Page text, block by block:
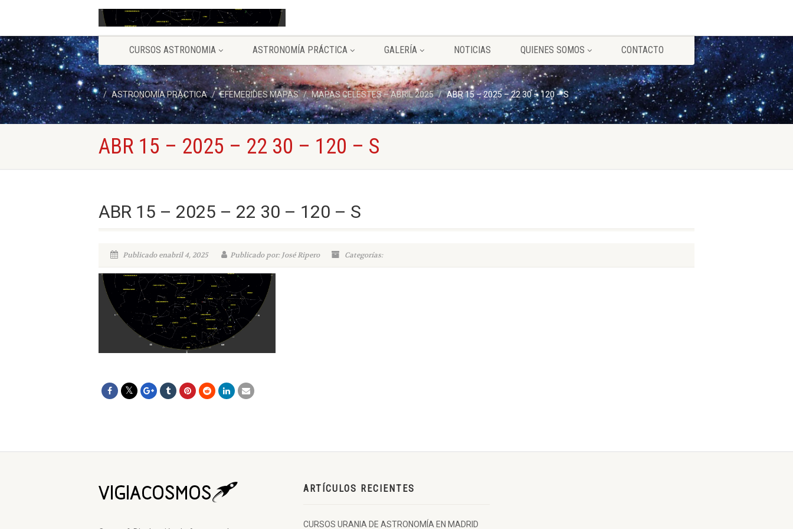
CURSOS ASTRONOMIA ASTRONOMÍA PRÁCTICA GALERÍA NOTICIAS QUIENES SOMOS CONTACTO
ASTRONOMÍA PRÁCTICA EFEMERIDES MAPAS MAPAS CELESTES – ABRIL 2025 ABR 15 – 2025 – 22 30 – 120 – S
ABR 15 – 2025 – 22 30 – 120 – S
ABR 15 – 2025 – 22 30 – 120 – S
Publicado enabril 4, 2025 Publicado por: José Ripero Categorías:
ARTÍCULOS RECIENTES
CURSOS URANIA DE ASTRONOMÍA EN MADRID